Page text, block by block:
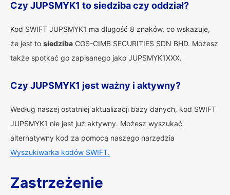
Czy JUPSMYK1 to siedziba czy oddział?
Kod SWIFT JUPSMYK1 ma długość 8 znaków, co wskazuje,
że jest to siedziba CGS-CIMB SECURITIES SDN BHD. Możesz
także spotkać go zapisanego jako JUPSMYK1XXX.
Czy JUPSMYK1 jest ważny i aktywny?
Według naszej ostatniej aktualizacji bazy danych, kod SWIFT
JUPSMYK1 nie jest już aktywny. Możesz wyszukać
alternatywny kod za pomocą naszego narzędzia
Wyszukiwarka kodów SWIFT.
Zastrzeżenie